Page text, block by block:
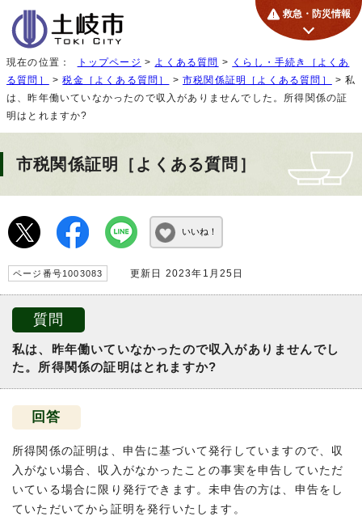
救急・防災情報
現在の位置： トップページ > よくある質問 > くらし・手続き［よくあ
る質問］
>税金［よくある質問］ >市税関係証明［よくある質問］
> 私
は、昨年働いていなかったので収入がありませんでした。所得関係の証
明はとれますか?
市税関係証明［よくある質問］
いいね！
ページ番号1003083 更新日 2023年1月25日
質問
私は、昨年働いていなかったので収入がありませんでし
た。所得関係の証明はとれますか?
回答
所得関係の証明は、申告に基づいて発行していますので、収
入がない場合、収入がなかったことの事実を申告していただ
いている場合に限り発行できます。未申告の方は、申告をし
ていただいてから証明を発行いたします。